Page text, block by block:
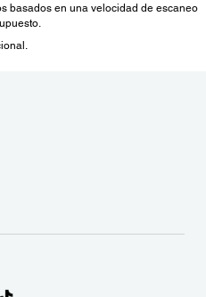
basados en una velocidad de escaneo